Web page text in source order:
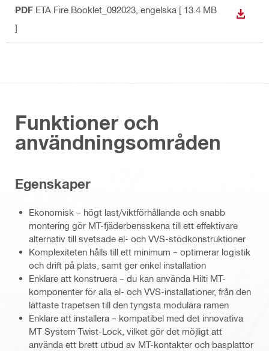
PDF ETA Fire Booklet_092023 , engelska [ 13.4 MB
]
LADDA
Funktioner och
användningsområden
Egenskaper
Ekonomisk – högt last/viktförhållande och snabb
montering gör MT-fjäderbensskena till ett effektivare
alternativ till svetsade el- och VVS-stödkonstruktioner
Komplexiteten hålls till ett minimum – optimerar logistik
och drift på plats, samt ger enkel installation
Enklare att konstruera – du kan använda Hilti MT-
komponenter för alla el- och VVS-installationer, från den
lättaste trapetsen till den tyngsta modulära ramen
Enklare att installera – kompatibel med det innovativa
MT System Twist-Lock, vilket gör det möjligt att
använda ett brett utbud av MT-kontakter och basplattor